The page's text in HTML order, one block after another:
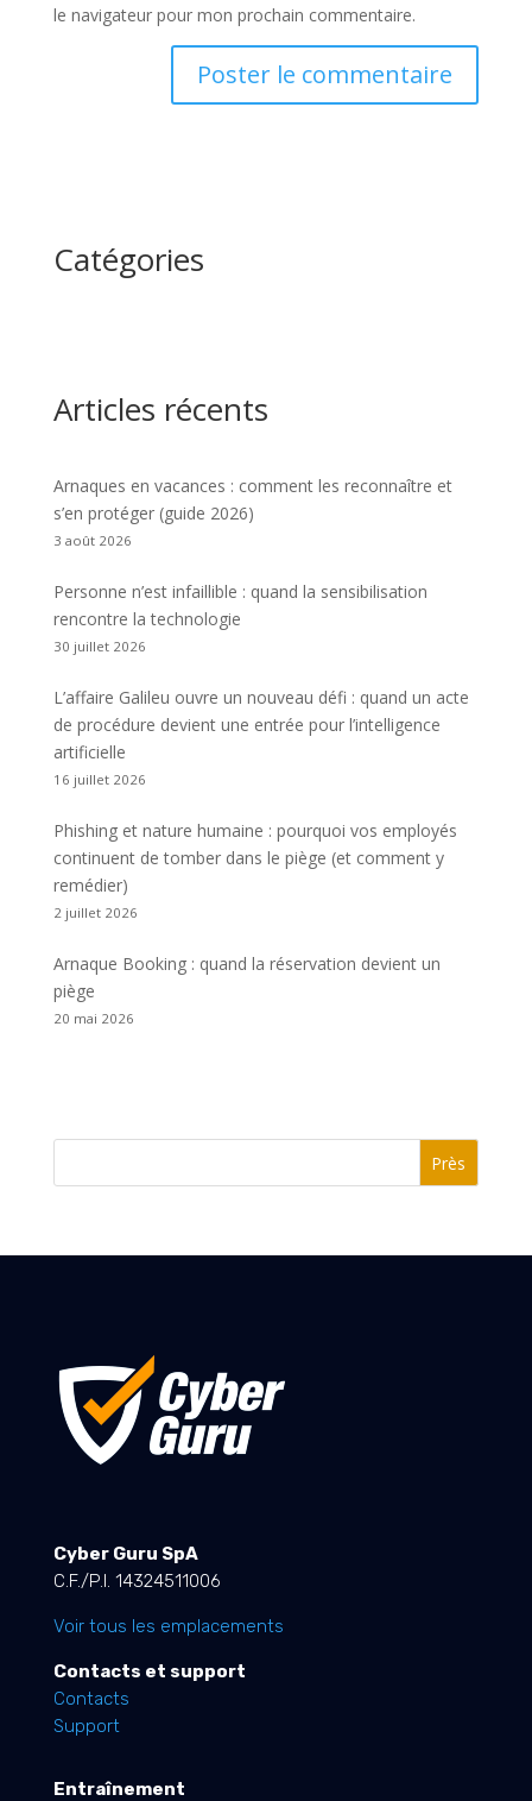
le navigateur pour mon prochain commentaire.
Catégories
Articles récents
Arnaques en vacances : comment les reconnaître et
s’en protéger (guide 2026)
3 août 2026
Personne n’est infaillible : quand la sensibilisation
rencontre la technologie
30 juillet 2026
L’affaire Galileu ouvre un nouveau défi : quand un acte
de procédure devient une entrée pour l’intelligence
artificielle
16 juillet 2026
Phishing et nature humaine : pourquoi vos employés
continuent de tomber dans le piège (et comment y
remédier)
2 juillet 2026
Arnaque Booking : quand la réservation devient un
piège
20 mai 2026
Près
Cyber Guru SpA
C.F./P.I. 14324511006
Voir tous les emplacements
Contacts et support
Contacts
Support
Entraînement